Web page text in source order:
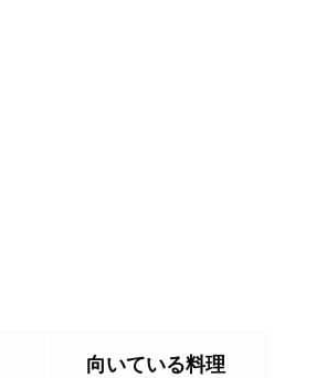
向いている料理